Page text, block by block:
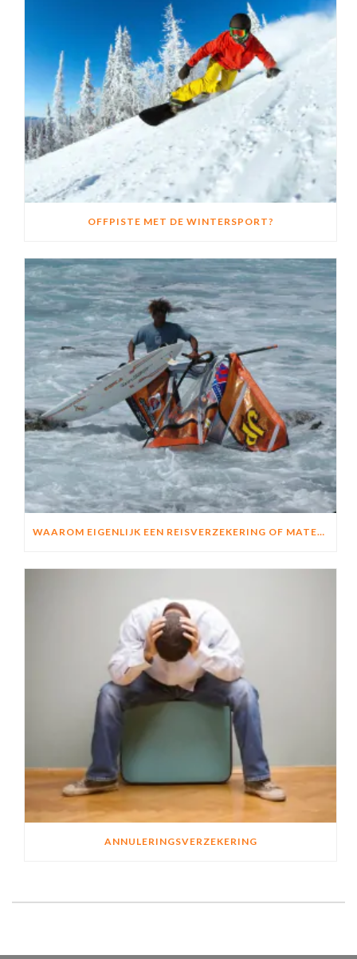
OFFPISTE MET DE WINTERSPORT?
WAAROM EIGENLIJK EEN REISVERZEKERING OF MATERIAALVERZEKERING?
ANNULERINGSVERZEKERING